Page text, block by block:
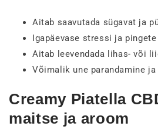
Aitab saavutada sügavat ja
Igapäevase stressi ja
Aitab leevendada lihas- või
Võimalik une parandamine
Creamy Piatella
maitse ja aroom